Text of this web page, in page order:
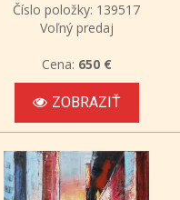
Číslo položky: 139517
Voľný predaj
Cena: 650 €
ZOBRAZIŤ